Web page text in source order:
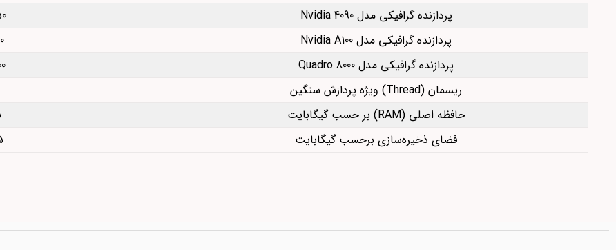
پردازنده گرافیکی مدل Nvidia 4090
پردازنده گرافیکی مدل Nvidia A100
پردازنده گرافیکی مدل Quadro 8000
ریسمان (Thread) ویژه پردازش سنگین
حافظه اصلی (RAM) بر حسب گیگابایت
فضای ذخیره‌سازی برحسب گیگابایت